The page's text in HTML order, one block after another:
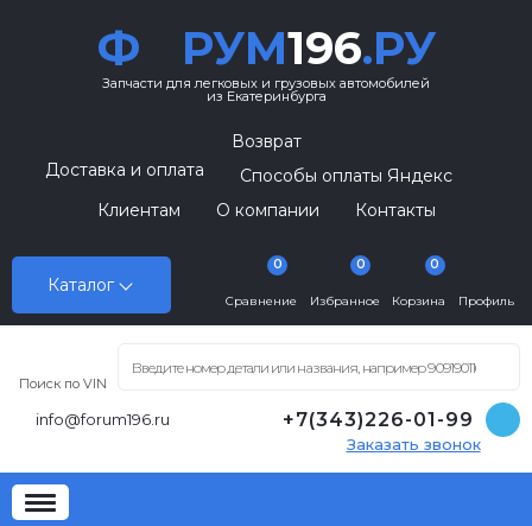
Ф РУМ196.РУ
Запчасти для легковых и грузовых автомобилей
из Екатеринбурга
Каталог
Возврат
Доставка и оплата
Способы оплаты Яндекс
Клиентам
О компании Контакты
Сравнение
0
Избранное
0
Корзина
0
Профиль
Поиск по VIN
info@forum196.ru +7(343)226-01-99
Заказать звонок